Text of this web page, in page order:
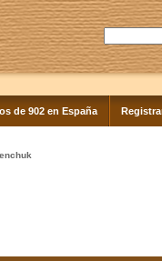
de 902 en España